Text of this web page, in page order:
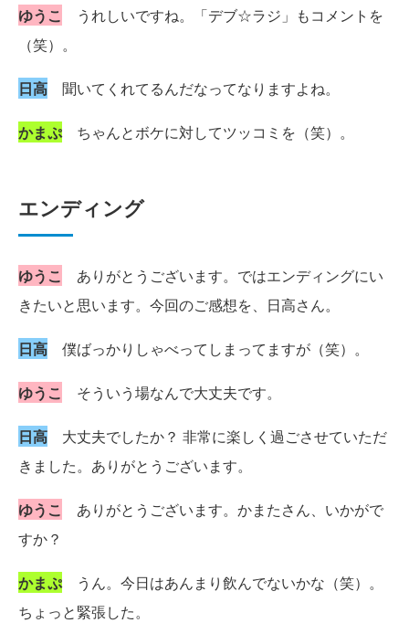
ゆうこ うれしいですね。「デブ☆ラジ」もコメントを
（笑）。
日高 聞いてくれてるんだなってなりますよね。
かまぷちゃんとボケに対してツッコミを（笑）。
エンディング
ゆうこ ありがとうございます。ではエンディングにい
きたいと思います。今回のご感想を、日高さん。
日高 僕ばっかりしゃべってしまってますが（笑）。
ゆうこ そういう場なんで大丈夫です。
日高 大丈夫でしたか？ 非常に楽しく過ごさせていただ
きました。ありがとうございます。
ゆうこ ありがとうございます。かまたさん、いかがで
すか？
かまぷうん。今日はあんまり飲んでないかな（笑）。
ちょっと緊張した。